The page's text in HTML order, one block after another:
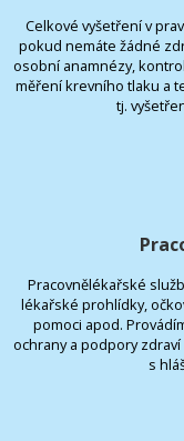
Celkové vyšetření v
pokud nemáte žádné
osobní anamnézy,
měření krevního tlaku a
tj.
Pracovnělékařské
lékařské prohlídky,
pomoci apod.
ochrany a podpory
s